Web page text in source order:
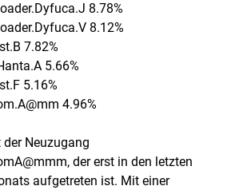
8.78%
8.12%
7.82%
5.66%
5.16%
4.96%
Neuzugang
der erst in den letzten
aufgetreten ist. Mit einer